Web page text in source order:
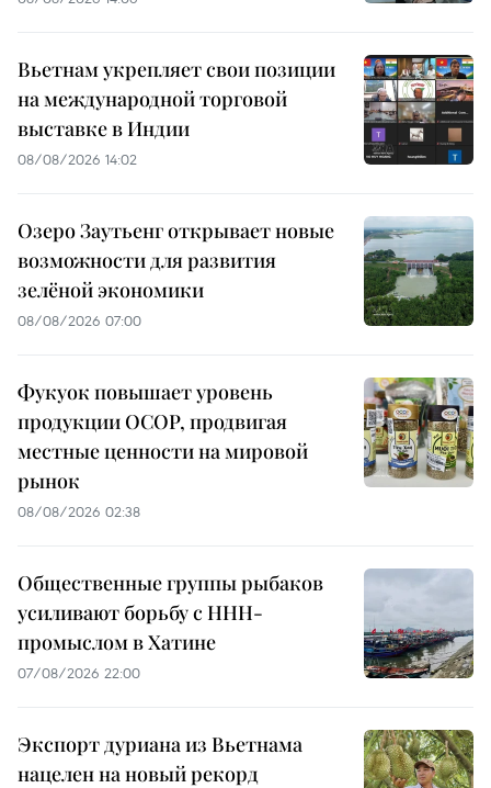
Вьетнам укрепляет свои позиции
на международной торговой
выставке в Индии
08/08/2026 14:02
Озеро Заутьенг открывает новые
возможности для развития
зелёной экономики
08/08/2026 07:00
Фукуок повышает уровень
продукции OCOP, продвигая
местные ценности на мировой
рынок
08/08/2026 02:38
Общественные группы рыбаков
усиливают борьбу с ННН-
промыслом в Хатине
07/08/2026 22:00
Экспорт дуриана из Вьетнама
нацелен на новый рекорд